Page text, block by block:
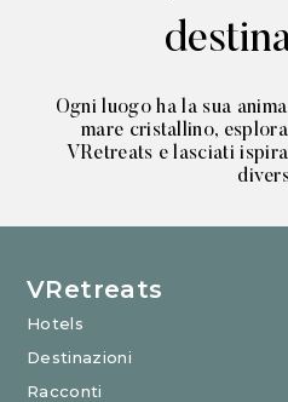
Ogni luogo ha la sua
mare cristallino,
VRetreats e lasciati
VRetreats
Hotels
Destinazioni
Racconti